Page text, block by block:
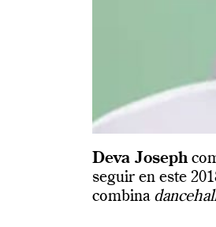
Deva Joseph
seguir en este
combina